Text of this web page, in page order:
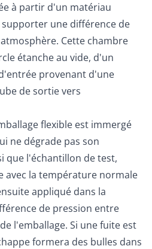
à partir d'un matériau
une différence de
Cette chambre
étanche au vide, d'un
provenant d'une
de sortie vers
flexible est immergé
ne dégrade pas son
que l'échantillon de test,
avec la température normale
appliqué dans la
de pression entre
l'emballage. Si une fuite est
formera des bulles dans